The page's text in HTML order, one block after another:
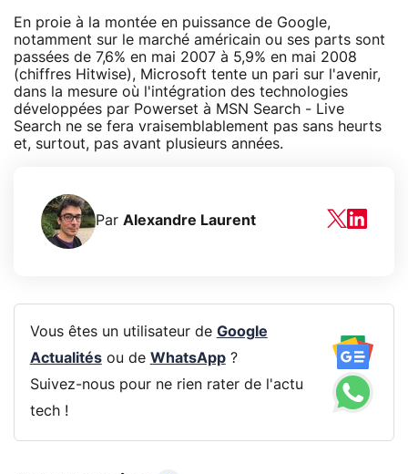
En proie à la montée en puissance de Google,
notamment sur le marché américain ou ses parts sont
passées de 7,6% en mai 2007 à 5,9% en mai 2008
(chiffres Hitwise), Microsoft tente un pari sur l'avenir,
dans la mesure où l'intégration des technologies
développées par Powerset à MSN Search - Live
Search ne se fera vraisemblablement pas sans heurts
et, surtout, pas avant plusieurs années.
Par Alexandre Laurent
Vous êtes un utilisateur de Google
Actualitésou de WhatsApp?
Suivez-nous pour ne rien rater de l'actu
tech !